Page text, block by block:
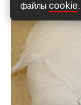
файлы cookie.
Фото 13